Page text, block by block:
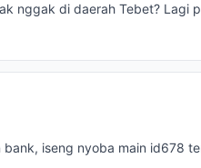
nggak di daerah Tebet? Lagi
iseng nyoba main id678